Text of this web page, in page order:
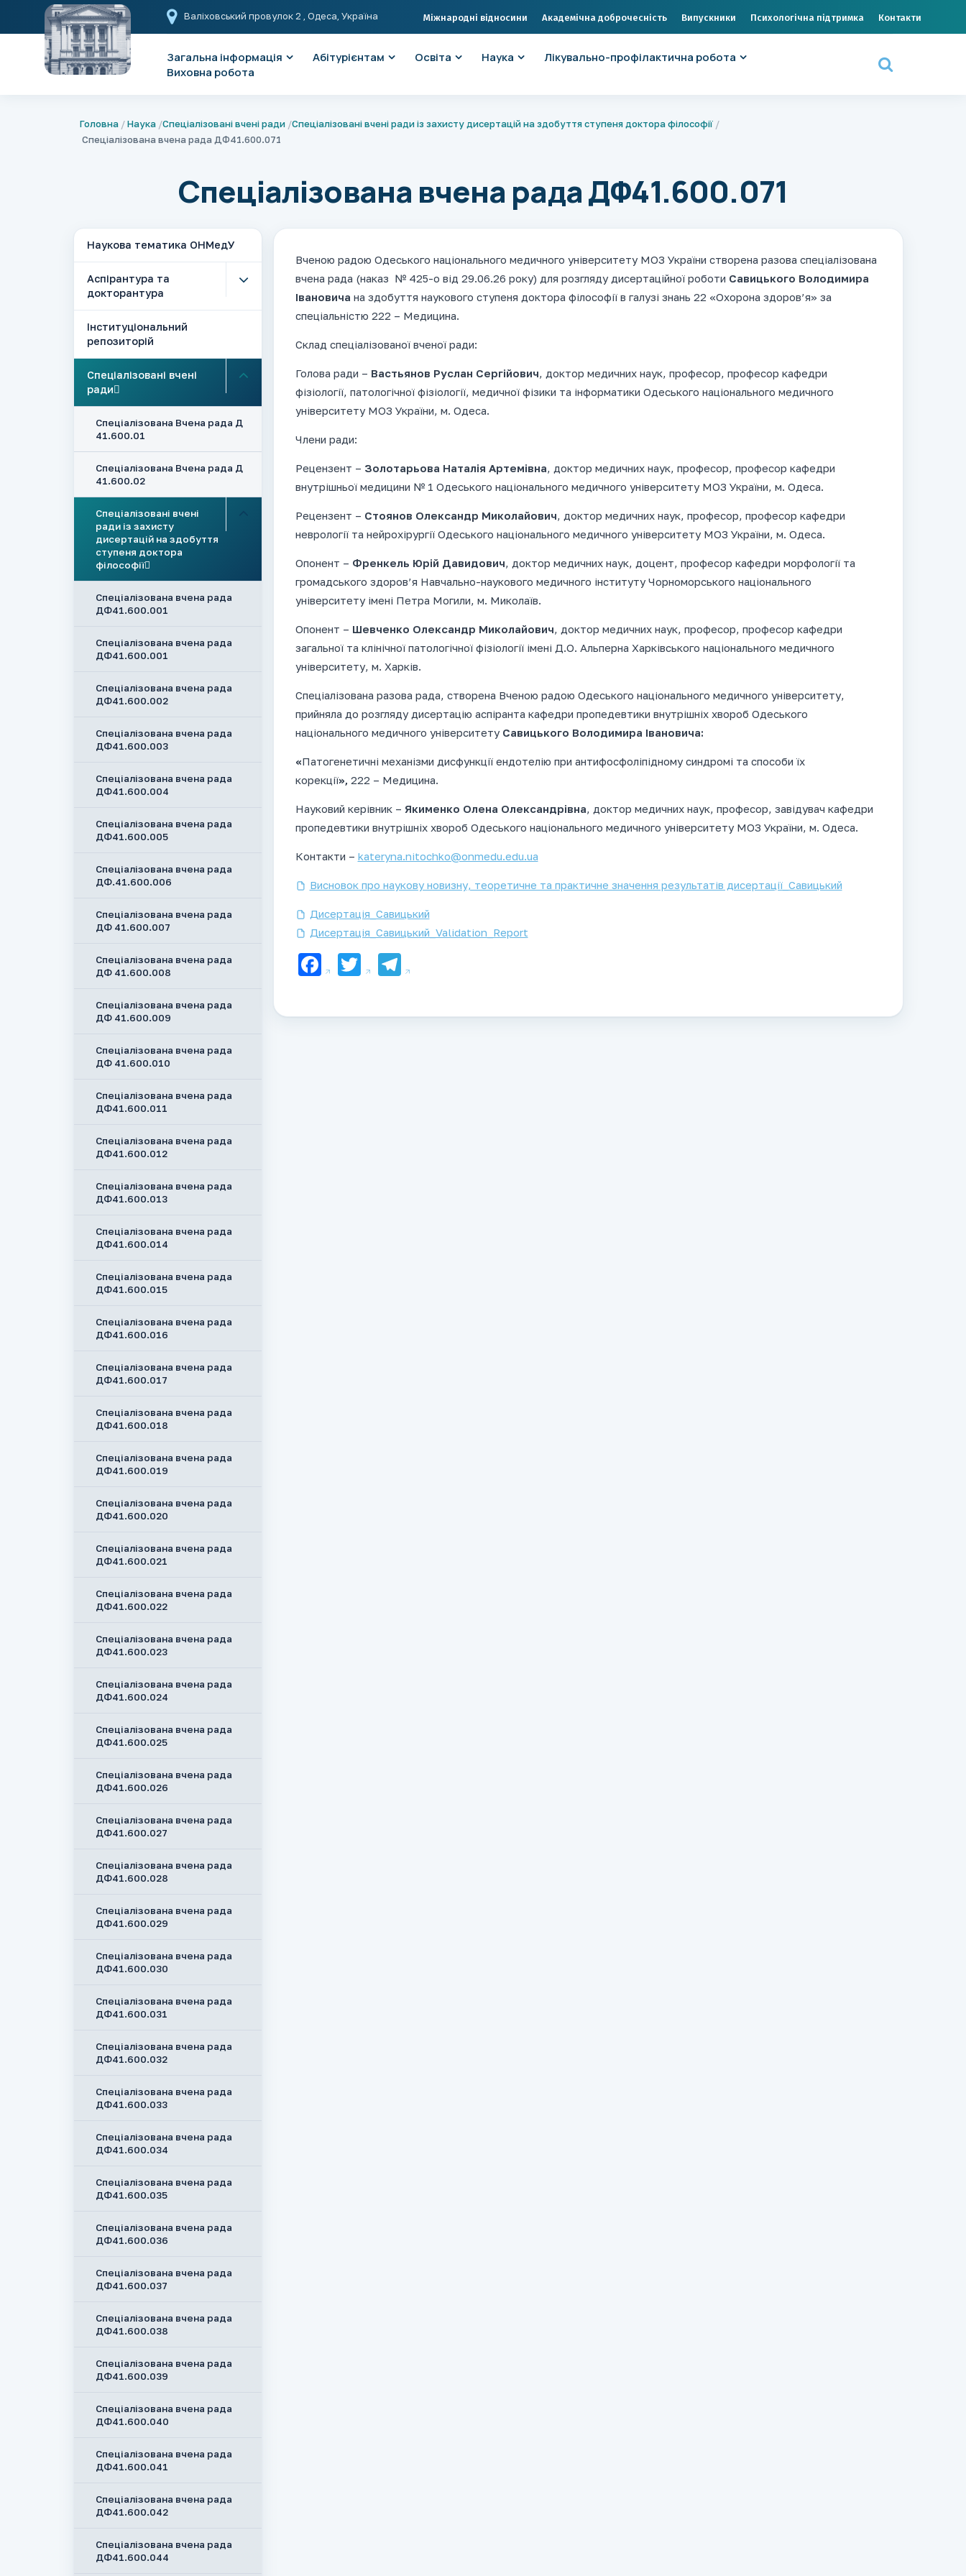
Валіховський провулок 2 , Одеса, Україна Міжнародні відносини Академічна доброчесність Випускники Психологічна підтримка Контакти
Загальна інформація Абітурієнтам Освіта Наука
Лікувально-профілактична робота
Виховна робота
Головна Наука Спеціалізовані вчені ради Спеціалізовані вчені ради із захисту дисертацій на здобуття ступеня доктора філософії
Спеціалізована вчена рада ДФ41.600.071
Спеціалізована вчена рада ДФ41.600.071
Наукова тематика ОНМедУ
Аспірантура та
докторантура
Інституціональний
репозиторій
Спеціалізовані вчені
ради
Спеціалізована Вчена рада Д
41.600.01
Спеціалізована Вчена рада Д
41.600.02
Спеціалізовані вчені
ради із захисту
дисертацій на здобуття
ступеня доктора
філософії
Спеціалізована вчена рада
ДФ41.600.001
Спеціалізована вчена рада
ДФ41.600.001
Спеціалізована вчена рада
ДФ41.600.002
Спеціалізована вчена рада
ДФ41.600.003
Спеціалізована вчена рада
ДФ41.600.004
Спеціалізована вчена рада
ДФ41.600.005
Спеціалізована вчена рада
ДФ.41.600.006
Спеціалізована вчена рада
ДФ 41.600.007
Спеціалізована вчена рада
ДФ 41.600.008
Спеціалізована вчена рада
ДФ 41.600.009
Спеціалізована вчена рада
ДФ 41.600.010
Спеціалізована вчена рада
ДФ41.600.011
Спеціалізована вчена рада
ДФ41.600.012
Спеціалізована вчена рада
ДФ41.600.013
Спеціалізована вчена рада
ДФ41.600.014
Спеціалізована вчена рада
ДФ41.600.015
Спеціалізована вчена рада
ДФ41.600.016
Спеціалізована вчена рада
ДФ41.600.017
Спеціалізована вчена рада
ДФ41.600.018
Спеціалізована вчена рада
ДФ41.600.019
Спеціалізована вчена рада
ДФ41.600.020
Спеціалізована вчена рада
ДФ41.600.021
Спеціалізована вчена рада
ДФ41.600.022
Спеціалізована вчена рада
ДФ41.600.023
Спеціалізована вчена рада
ДФ41.600.024
Спеціалізована вчена рада
ДФ41.600.025
Спеціалізована вчена рада
ДФ41.600.026
Спеціалізована вчена рада
ДФ41.600.027
Спеціалізована вчена рада
ДФ41.600.028
Спеціалізована вчена рада
ДФ41.600.029
Спеціалізована вчена рада
ДФ41.600.030
Спеціалізована вчена рада
ДФ41.600.031
Спеціалізована вчена рада
ДФ41.600.032
Спеціалізована вчена рада
ДФ41.600.033
Спеціалізована вчена рада
ДФ41.600.034
Спеціалізована вчена рада
ДФ41.600.035
Спеціалізована вчена рада
ДФ41.600.036
Спеціалізована вчена рада
ДФ41.600.037
Спеціалізована вчена рада
ДФ41.600.038
Спеціалізована вчена рада
ДФ41.600.039
Спеціалізована вчена рада
ДФ41.600.040
Спеціалізована вчена рада
ДФ41.600.041
Спеціалізована вчена рада
ДФ41.600.042
Спеціалізована вчена рада
ДФ41.600.044
Вченою радою Одеського національного медичного університету МОЗ України створена разова спеціалізована
вчена рада (наказ № 425-о від 29.06.26 року) для розгляду дисертаційної роботи Савицького Володимира
Івановича на здобуття наукового ступеня доктора філософії в галузі знань 22 «Охорона здоров’я» за
спеціальністю 222 – Медицина.
Склад спеціалізованої вченої ради:
Голова ради – Вастьянов Руслан Сергійович, доктор медичних наук, професор, професор кафедри
фізіології, патологічної фізіології, медичної фізики та інформатики Одеського національного медичного
університету МОЗ України, м. Одеса.
Члени ради:
Рецензент – Золотарьова Наталія Артемівна, доктор медичних наук, професор, професор кафедри
внутрішньої медицини № 1 Одеського національного медичного університету МОЗ України, м. Одеса.
Рецензент – Стоянов Олександр Миколайович, доктор медичних наук, професор, професор кафедри
неврології та нейрохірургії Одеського національного медичного університету МОЗ України, м. Одеса.
Опонент – Френкель Юрій Давидович, доктор медичних наук, доцент, професор кафедри морфології та
громадського здоров’я Навчально-наукового медичного інституту Чорноморського національного
університету імені Петра Могили, м. Миколаїв.
Опонент – Шевченко Олександр Миколайович, доктор медичних наук, професор, професор кафедри
загальної та клінічної патологічної фізіології імені Д.О. Альперна Харківського національного медичного
університету, м. Харків.
Спеціалізована разова рада, створена Вченою радою Одеського національного медичного університету,
прийняла до розгляду дисертацію аспіранта кафедри пропедевтики внутрішніх хвороб Одеського
національного медичного університету Савицького Володимира Івановича:
«Патогенетичні механізми дисфункції ендотелію при антифосфоліпідному синдромі та способи їх
корекції», 222 – Медицина.
Науковий керівник – Якименко Олена Олександрівна, доктор медичних наук, професор, завідувач кафедри
пропедевтики внутрішніх хвороб Одеського національного медичного університету МОЗ України, м. Одеса.
Контакти – kateryna.nitochko@onmedu.edu.ua
Висновок про наукову новизну, теоретичне та практичне значення результатів дисертації_Савицький
Дисертація_Савицький
Дисертація_Савицький_Validation_Report
Facebook
TwitterTelegram